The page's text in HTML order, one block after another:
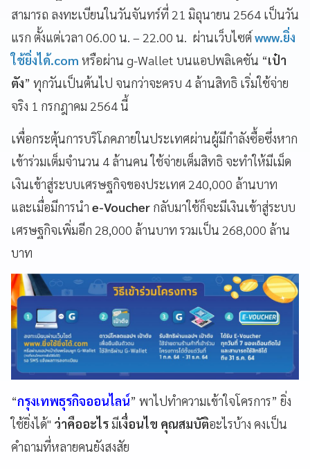
สามารถ ลงทะเบียนในวันจันทร์ที่ 21 มิถุนายน 2564 เป็นวัน
แรก ตั้งแต่เวลา 06.00 น. – 22.00 น. ผ่านเว็บไซต์ www.ยิ่ง
ใช้ยิ่งได้.com หรือผ่าน g-Wallet บนแอปพลิเคชัน “เป๋า
ตัง” ทุกวันเป็นต้นไป จนกว่าจะครบ 4 ล้านสิทธิ เริ่มใช้จ่าย
จริง 1 กรกฎาคม 2564นี้
เพื่อกระตุ้นการบริโภคภายในประเทศผ่านผู้มีกำลังซื้อซึ่งหาก
เข้าร่วมเต็มจำนวน 4 ล้านคน ใช้จ่ายเต็มสิทธิ จะทำให้มีเม็ด
เงินเข้าสู่ระบบเศรษฐกิจของประเทศ 240,000 ล้านบาท
และเมื่อมีการนำ e-Voucher กลับมาใช้ก็จะมีเงินเข้าสู่ระบบ
เศรษฐกิจเพิ่มอีก 28,000 ล้านบาท รวมเป็น 268,000 ล้าน
บาท
“กรุงเทพธุรกิจออนไลน์” พาไปทำความเข้าใจโครการ” ยิ่ง
ใช้ยิ่งได้" ว่าคืออะไรมีเงื่อนไข คุณสมบัติอะไรบ้าง คงเป็น
คำถามที่หลายคนยังสงสัย